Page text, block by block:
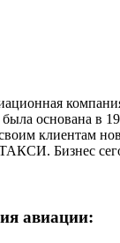
основана в
клиентам
Бизнес
авиации: